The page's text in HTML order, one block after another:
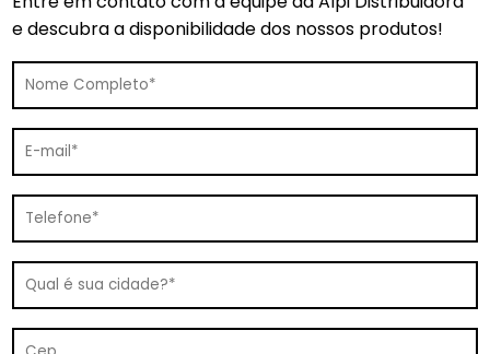
e descubra a disponibilidade dos nossos produtos!